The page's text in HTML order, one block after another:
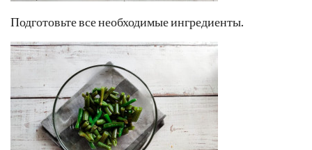
Подготовьте все необходимые ингредиенты.